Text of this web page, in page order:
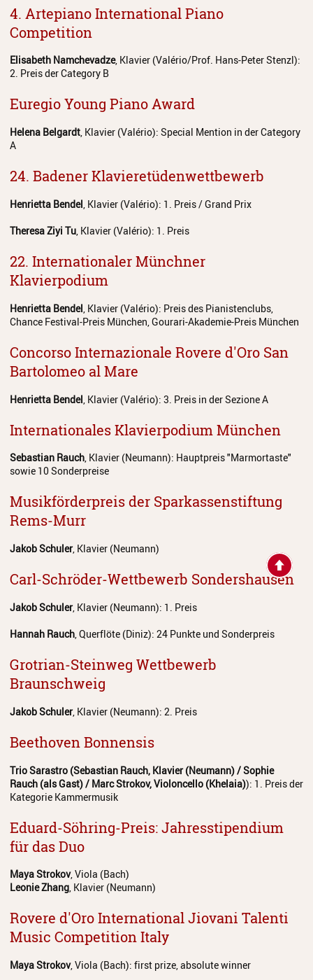
4. Artepiano International Piano
Competition
Elisabeth Namchevadze, Klavier (Valério/Prof. Hans-Peter Stenzl):
2. Preis der Category B
Euregio Young Piano Award
Helena Belgardt, Klavier (Valério): Special Mention in der Category
A
24. Badener Klavieretüdenwettbewerb
Henrietta Bendel, Klavier (Valério): 1. Preis / Grand Prix
Theresa Ziyi Tu, Klavier (Valério): 1. Preis
22. Internationaler Münchner
Klavierpodium
Henrietta Bendel , Klavier (Valério): Preis des Pianistenclubs,
Chance Festival-Preis München, Gourari-Akademie-Preis München
Concorso Internazionale Rovere d'Oro San
Bartolomeo al Mare
Henrietta Bendel , Klavier (Valério): 3. Preis in der Sezione A
Internationales Klavierpodium München
Sebastian Rauch, Klavier (Neumann): Hauptpreis "Marmortaste"
sowie 10 Sonderpreise
Musikförderpreis der Sparkassenstiftung
Rems-Murr
Jakob Schuler, Klavier (Neumann)
Carl-Schröder-Wettbewerb Sondershausen
Jakob Schuler, Klavier (Neumann): 1. Preis
Hannah Rauch, Querflöte (Diniz): 24 Punkte und Sonderpreis
Grotrian-Steinweg Wettbewerb
Braunschweig
Jakob Schuler, Klavier (Neumann): 2. Preis
Beethoven Bonnensis
Trio Sarastro (Sebastian Rauch, Klavier (Neumann) / Sophie
Rauch (als Gast) / Marc Strokov, Violoncello (Khelaia)): 1. Preis der
Kategorie Kammermusik
Eduard-Söhring-Preis: Jahresstipendium
für das Duo
Maya Strokov, Viola (Bach)
Leonie Zhang, Klavier (Neumann)
Rovere d'Oro International Jiovani Talenti
Music Competition Italy
Maya Strokov, Viola (Bach): first prize, absolute winner